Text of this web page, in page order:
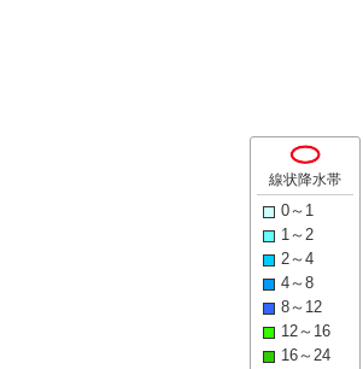
線状降水帯
0～1
1～2
2～4
4～8
8～12
12～16
16～24